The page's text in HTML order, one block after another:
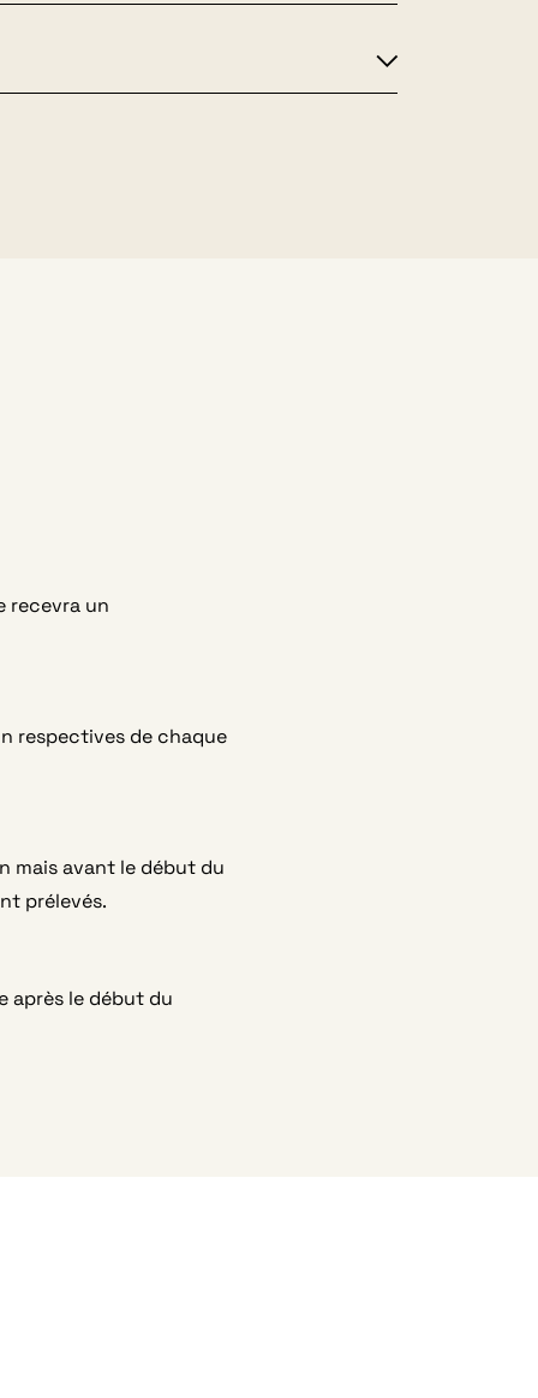
recevra un
respectives de chaque
mais avant le début du
prélevés.
après le début du